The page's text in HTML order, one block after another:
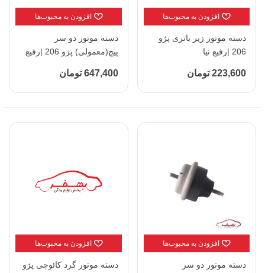
افزودن به محبوب‌ها
دسته موتور زیر باتری پژو
206 |رفیع نیا
223,600 تومان
افزودن به محبوب‌ها
دسته موتور دو سر
پیچ(معمولی) پژو 206 |رفیع
647,400 تومان
افزودن به محبوب‌ها
دسته موتور دو سر
افزودن به محبوب‌ها
دسته موتور گرد کائوچی پژو